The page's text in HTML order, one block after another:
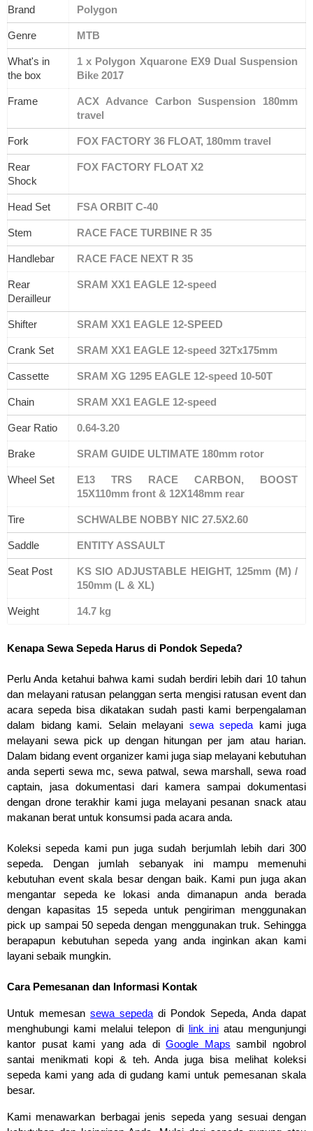
Brand Polygon
Genre MTB
What's in
the box
1 x Polygon Xquarone EX9 Dual Suspension
Bike 2017
Frame
ACX Advance Carbon Suspension 180mm
travel
Fork FOX FACTORY 36 FLOAT, 180mm travel
Rear
Shock
FOX FACTORY FLOAT X2
Head Set FSA ORBIT C-40
Stem RACE FACE TURBINE R 35
Handlebar RACE FACE NEXT R 35
Rear
Derailleur
SRAM XX1 EAGLE 12-speed
Shifter SRAM XX1 EAGLE 12-SPEED
Crank Set SRAM XX1 EAGLE 12-speed 32Tx175mm
Cassette SRAM XG 1295 EAGLE 12-speed 10-50T
Chain SRAM XX1 EAGLE 12-speed
Gear Ratio 0.64-3.20
Brake SRAM GUIDE ULTIMATE 180mm rotor
Wheel Set
E13 TRS RACE CARBON, BOOST
15X110mm front & 12X148mm rear
Tire SCHWALBE NOBBY NIC 27.5X2.60
Saddle ENTITY ASSAULT
Seat Post
KS SIO ADJUSTABLE HEIGHT, 125mm (M) /
150mm (L & XL)
Weight 14.7 kg
Kenapa Sewa Sepeda Harus di Pondok Sepeda?
Perlu Anda ketahui bahwa kami sudah berdiri lebih dari 10 tahun
dan melayani ratusan pelanggan serta mengisi ratusan event dan
acara sepeda bisa dikatakan sudah pasti kami berpengalaman
dalam bidang kami. Selain melayani sewa sepeda kami juga
melayani sewa pick up dengan hitungan per jam atau harian.
Dalam bidang event organizer kami juga siap melayani kebutuhan
anda seperti sewa mc, sewa patwal, sewa marshall, sewa road
captain, jasa dokumentasi dari kamera sampai dokumentasi
dengan drone terakhir kami juga melayani pesanan snack atau
makanan berat untuk konsumsi pada acara anda.
Koleksi sepeda kami pun juga sudah berjumlah lebih dari 300
sepeda. Dengan jumlah sebanyak ini mampu memenuhi
kebutuhan event skala besar dengan baik. Kami pun juga akan
mengantar sepeda ke lokasi anda dimanapun anda berada
dengan kapasitas 15 sepeda untuk pengiriman menggunakan
pick up sampai 50 sepeda dengan menggunakan truk. Sehingga
berapapun kebutuhan sepeda yang anda inginkan akan kami
layani sebaik mungkin.
Cara Pemesanan dan Informasi Kontak
Untuk memesan sewa sepeda di Pondok Sepeda, Anda dapat
menghubungi kami melalui telepon di
link ini atau mengunjungi
kantor pusat kami yang ada di Google Maps sambil ngobrol
santai menikmati kopi & teh. Anda juga bisa melihat koleksi
sepeda kami yang ada di gudang kami untuk pemesanan skala
besar.
Kami menawarkan berbagai jenis sepeda yang sesuai dengan